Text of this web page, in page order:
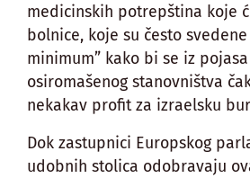
medicinskih potrepština koje
bolnice, koje su često
minimum” kako bi se iz pojasa
osiromašenog stanovništva
nekakav profit za izraelsku
Dok zastupnici Europskog
udobnih stolica odobravaju